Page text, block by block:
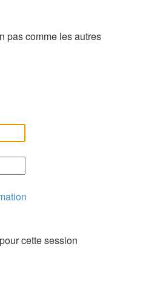
pas comme les autres
cette session